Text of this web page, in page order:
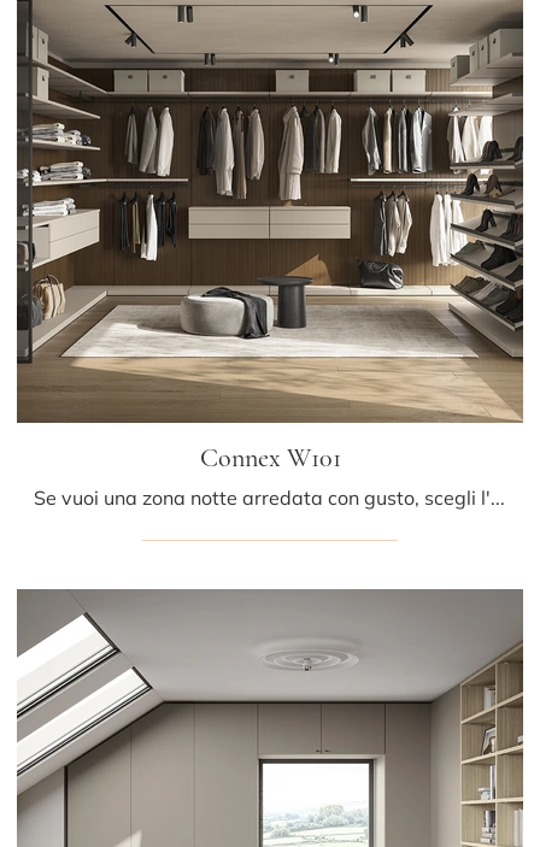
Connex W101
Se vuoi una zona notte arredata con gusto, scegli l'armadio Connex W101 con ante scorrevoli di Colombini Casa!